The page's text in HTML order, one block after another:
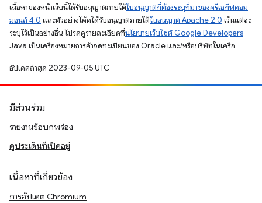
เนื้อหาของหน้าเว็บนี้ได้รับอนุญาตภายใต้ใบอนุญาตที่ต้องระบุที่มาของครีเอทีฟคอม
มอนส์ 4.0 และตัวอย่างโค้ดได้รับอนุญาตภายใต้ใบอนุญาต Apache 2.0 เว้นแต่จะ
ระบุไว้เป็นอย่างอื่น โปรดดูรายละเอียดที่นโยบายเว็บไซต์ Google Developers
Java เป็นเครื่องหมายการค้าจดทะเบียนของ Oracle และ/หรือบริษัทในเครือ
อัปเดตล่าสุด 2023-09-05 UTC
มีส่วนร่วม
รายงานข้อบกพร่อง
ดูประเด็นที่เปิดอยู่
เนื้อหาที่เกี่ยวข้อง
การอัปเดต Chromium